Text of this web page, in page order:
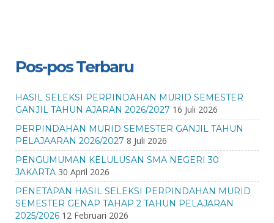
Pos-pos Terbaru
HASIL SELEKSI PERPINDAHAN MURID SEMESTER
GANJIL TAHUN AJARAN 2026/2027 16 Juli 2026
PERPINDAHAN MURID SEMESTER GANJIL TAHUN
PELAJAARAN 2026/2027 8 Juli 2026
PENGUMUMAN KELULUSAN SMA NEGERI 30
JAKARTA 30 April 2026
PENETAPAN HASIL SELEKSI PERPINDAHAN MURID
SEMESTER GENAP TAHAP 2 TAHUN PELAJARAN
2025/2026 12 Februari 2026